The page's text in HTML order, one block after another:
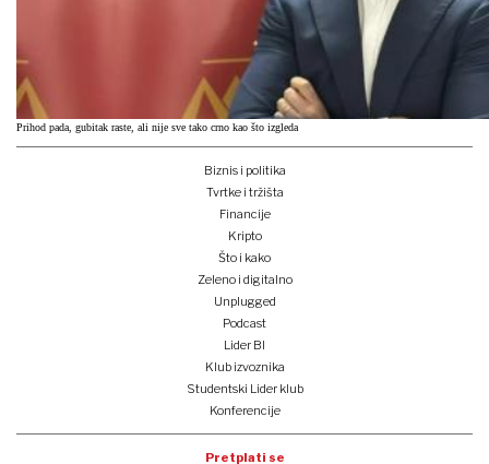
Prihod pada, gubitak raste, ali nije sve tako crno kao što izgleda
Biznis i politika
Tvrtke i tržišta
Financije
Kripto
Što i kako
Zeleno i digitalno
Unplugged
Podcast
Lider BI
Klub izvoznika
Studentski Lider klub
Konferencije
Pretplati se